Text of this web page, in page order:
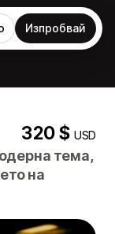
Изпробвай
320 $USD
тема,
на